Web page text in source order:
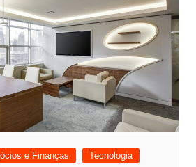
e Finanças Tecnologia